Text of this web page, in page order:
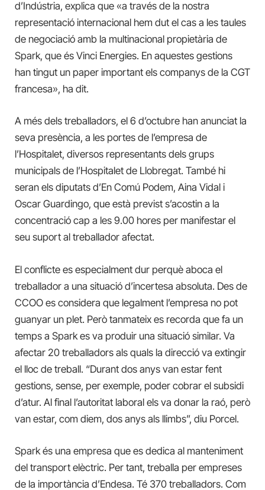
d’Indústria, explica que «a través de la nostra
representació internacional hem dut el cas a les taules
de negociació amb la multinacional propietària de
Spark, que és Vinci Energies. En aquestes gestions
han tingut un paper important els companys de la CGT
francesa», ha dit.
A més dels treballadors, el 6 d’octubre han anunciat la
seva presència, a les portes de l’empresa de
l’Hospitalet, diversos representants dels grups
municipals de l’Hospitalet de Llobregat. També hi
seran els diputats d’En Comú Podem, Aina Vidal i
Oscar Guardingo, que està previst s’acostin a la
concentració cap a les 9.00 hores per manifestar el
seu suport al treballador afectat.
El conflicte es especialment dur perquè aboca el
treballador a una situació d’incertesa absoluta. Des de
CCOO es considera que legalment l’empresa no pot
guanyar un plet. Però tanmateix es recorda que fa un
temps a Spark es va produir una situació similar. Va
afectar 20 treballadors als quals la direcció va extingir
el lloc de treball. “Durant dos anys van estar fent
gestions, sense, per exemple, poder cobrar el subsidi
d’atur. Al final l’autoritat laboral els va donar la raó, però
van estar, com diem, dos anys als llimbs”, diu Porcel.
Spark és una empresa que es dedica al manteniment
del transport elèctric. Per tant, treballa per empreses
de la importància d’Endesa. Té 370 treballadors. Com